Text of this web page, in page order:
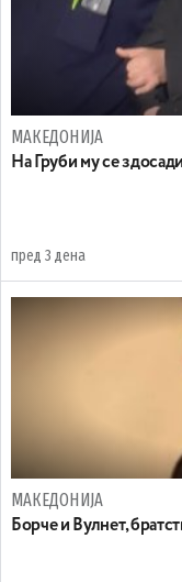
МАКЕДОНИЈА
На Груби му се
пред 3 дена
МАКЕДОНИЈА
Борче и Вулнет,